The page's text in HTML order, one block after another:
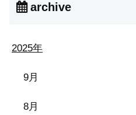
archive
2025年
9月
8月